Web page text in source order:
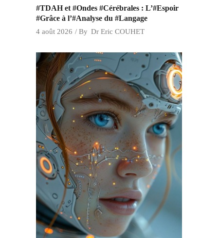
#TDAH et #Ondes #Cérébrales : L’#Espoir
#Grâce à l’#Analyse du #Langage
4 août 2026 By Dr Eric COUHET